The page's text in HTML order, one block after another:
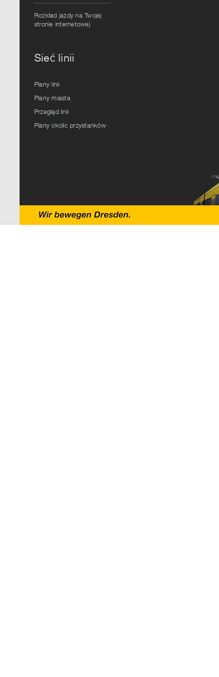
Rozkład jazdy na Twojej
stronie internetowej
Sieć linii
Plany linii
Plany miasta
Przegląd linii
Plany okolic przystanków